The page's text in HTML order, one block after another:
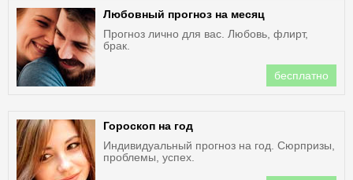
Любовный прогноз на месяц
Прогноз лично для вас. Любовь, флирт,
брак.
бесплатно
Гороскоп на год
Индивидуальный прогноз на год. Сюрпризы,
проблемы, успех.